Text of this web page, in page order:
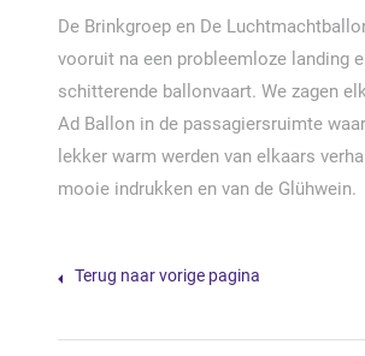
De Brinkgroep en De
vooruit na een probleemloze landing
schitterende ballonvaart. We zagen
Ad Ballon in de passagiersruimte
lekker warm werden van elkaars
mooie indrukken en van de Glühwein.
Terug naar vorige pagina